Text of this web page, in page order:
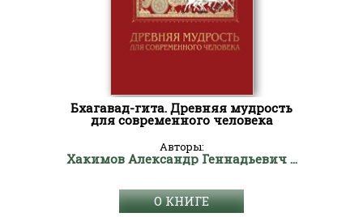
Бхагавад-гита. Древняя мудрость
для современного человека
Авторы:
Хакимов Александр Геннадьевич "Чайтанья Чандра Чаран Прабху"
О КНИГЕ